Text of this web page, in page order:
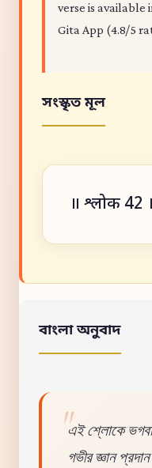
verse is available
Gita App (4.8/5
সংস্কৃত মূল
॥ श्लोक 42
বাংলা অনুবাদ
এই শ্লোকে
গভীর জ্ঞান